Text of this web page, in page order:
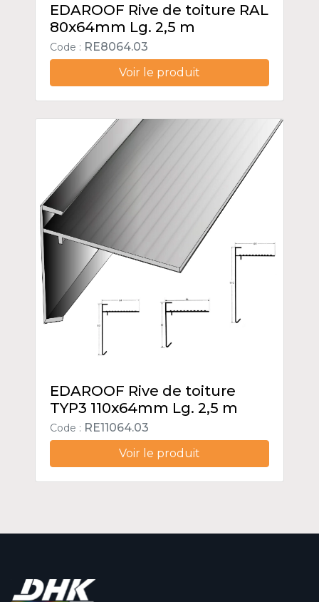
EDAROOF Rive de toiture RAL
80x64mm Lg. 2,5 m
Code : RE8064.03
Voir le produit
EDAROOF Rive de toiture
TYP3 110x64mm Lg. 2,5 m
Code : RE11064.03
Voir le produit